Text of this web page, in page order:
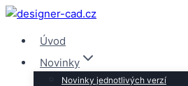
Přeskočit
obsah
Úvod
Novinky
Novinky jednotlivých verzí